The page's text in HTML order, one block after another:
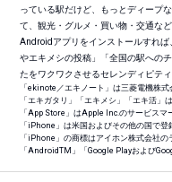
っている駅だけど、もっとディープ
て、観光・グルメ・買い物・交通な
Androidアプリをインストールすれ
やエキメシの投稿」「全国の駅への
たをワクワクさせるセレンディピテ
「ekinote／エキノート」は三菱電機株式
「エキガタリ」「エキメシ」「エキ活」
「App Store」はApple Inc.のサービスマ
「iPhone」は米国およびその他の国で登
「iPhone」の商標はアイホン株式会社の
「AndroidTM 」「Google Playおよび